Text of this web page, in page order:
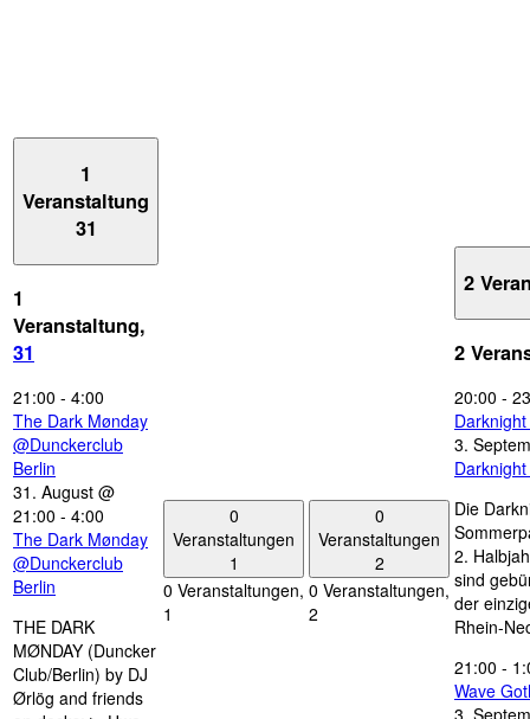
1
Veranstaltung
31
1
Veranstaltung,
31
21:00 - 4:00
The Dark Mønday
@Dunckerclub
Berlin
31. August @
21:00 - 4:00
The Dark Mønday
@Dunckerclub
Berlin
THE DARK
MØNDAY (Duncker
Club/Berlin) by DJ
Ørlög and friends
0
Veranstaltungen
1
0 Veranstaltungen,
1
0
Veranstaltungen
2
0 Veranstaltungen,
2
2
2
20:00 -
3.
Die
2.
sind
der
Rhein-
21:00 -
Wave